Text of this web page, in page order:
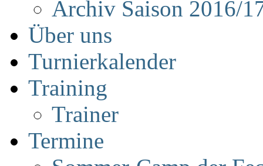
Archiv Saison 2016/
Über uns
Turnierkalender
Training
Trainer
Termine